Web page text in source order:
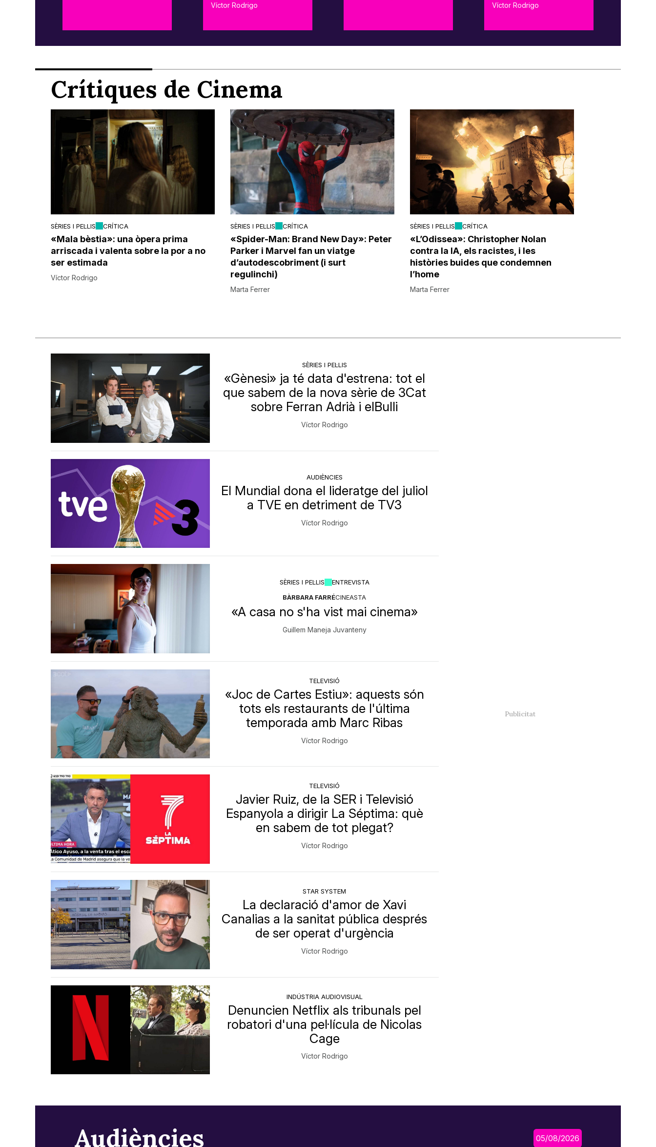
Víctor Rodrigo Víctor Rodrigo
Crítiques de Cinema
SÈRIES I PEL·LIS CRÍTICA
«Mala bèstia»: una òpera prima
arriscada i valenta sobre la por a no
ser estimada
Víctor Rodrigo
SÈRIES I PEL·LIS CRÍTICA
«Spider-Man: Brand New Day»: Peter
Parker i Marvel fan un viatge
d’autodescobriment (i surt
regulinchi)
Marta Ferrer
SÈRIES I PEL·LIS CRÍTICA
«L’Odissea»: Christopher Nolan
contra la IA, els racistes, i les
històries buides que condemnen
l’home
Marta Ferrer
SÈRIES I PEL·LIS
«Gènesi» ja té data d'estrena: tot el
que sabem de la nova sèrie de 3Cat
sobre Ferran Adrià i elBulli
Víctor Rodrigo
AUDIÈNCIES
El Mundial dona el lideratge del juliol
a TVE en detriment de TV3
Víctor Rodrigo
SÈRIES I PEL·LIS
ENTREVISTA
BÀRBARA FARRÉCINEASTA
«A casa no s'ha vist mai cinema»
Guillem Maneja Juvanteny
TELEVISIÓ
«Joc de Cartes Estiu»: aquests són
tots els restaurants de l'última
temporada amb Marc Ribas
Víctor Rodrigo
TELEVISIÓ
Javier Ruiz, de la SER i Televisió
Espanyola a dirigir La Séptima: què
en sabem de tot plegat?
Víctor Rodrigo
STAR SYSTEM
La declaració d'amor de Xavi
Canalias a la sanitat pública després
de ser operat d'urgència
Víctor Rodrigo
INDÚSTRIA AUDIOVISUAL
Denuncien Netflix als tribunals pel
robatori d'una pel·lícula de Nicolas
Cage
Víctor Rodrigo
Audiències 05/08/2026